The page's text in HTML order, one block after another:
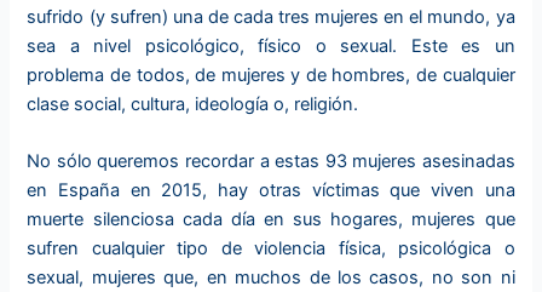
sufrido (y sufren) una de cada tres mujeres en el mundo, ya
sea a nivel psicológico, físico o sexual. Este es un
problema de todos, de mujeres y de hombres, de cualquier
clase social, cultura, ideología o, religión.
No sólo queremos recordar a estas 93 mujeres asesinadas
en España en 2015, hay otras víctimas que viven una
muerte silenciosa cada día en sus hogares, mujeres que
sufren cualquier tipo de violencia física, psicológica o
sexual, mujeres que, en muchos de los casos, no son ni